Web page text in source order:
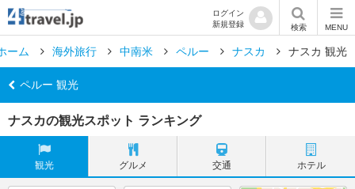
ログイン
新規登録
検索 MENU
ーム 海外旅行 中南米 ペルー ナスカ ナスカ 観光
ペルー 観光
ナスカの観光スポット ランキング
観光 グルメ 交通 ホテル